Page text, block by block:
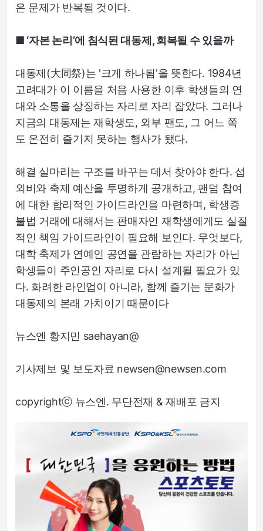
은 문제가 반복될 것이다.
■ ‘자본 논리’에 침식된 대동제, 회복될 수 있을까
대동제(大同祭)는 '크게 하나됨'을 뜻한다. 1984년
고려대가 이 이름을 처음 사용한 이후 학생들의 연
대와 소통을 상징하는 자리로 자리 잡았다. 그러나
지금의 대동제는 재학생도, 외부 팬도, 그 어느 쪽
도 온전히 즐기지 못하는 행사가 됐다.
해결 실마리는 구조를 바꾸는 데서 찾아야 한다. 섭
외비와 축제 예산을 투명하게 공개하고, 팬덤 참여
에 대한 합리적인 가이드라인을 마련하며, 학생증
불법 거래에 대해서는 판매자인 재학생에게도 실질
적인 책임 가이드라인이 필요해 보인다. 무엇보다,
대학 축제가 연예인 공연을 관람하는 자리가 아닌
학생들이 주인공인 자리로 다시 설계될 필요가 있
다. 화려한 라인업이 아니라, 함께 즐기는 문화가
대동제의 본래 가치이기 때문이다
뉴스엔 황지민 saehayan@
기사제보 및 보도자료 newsen@newsen.com
copyrightⓒ 뉴스엔. 무단전재 & 재배포 금지